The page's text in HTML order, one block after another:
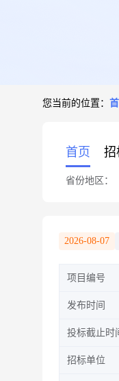
您当前的位置：
首页 招
省份地区：
2026-08-07
项目编号
发布时间
投标截止时
招标单位